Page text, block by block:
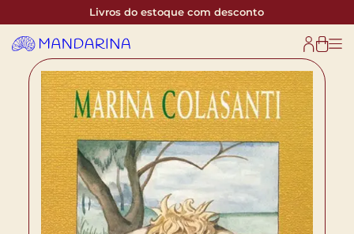
Livros do estoque com desconto